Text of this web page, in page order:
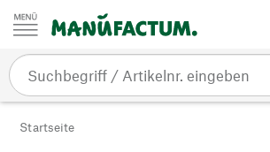
Zum Inhalt springen
Startseite